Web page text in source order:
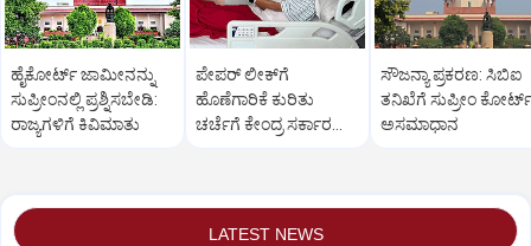
ಹೈಕೋರ್ಟ್‌ ಜಾಮೀನನ್ನು
ಸುಪ್ರೀಂನಲ್ಲಿ ಪ್ರಶ್ನಿಸಬೇಡಿ:
ರಾಜ್ಯಗಳಿಗೆ ಕಿವಿಮಾತು
ಪೇಪರ್‌ ಲೀಕ್‌ಗೆ
ಹೊಣೆಗಾರಿಕೆ ಕುರಿತು
ಚರ್ಚೆಗೆ ಕೇಂದ್ರ ಸರ್ಕಾರ
ಸೌಜನ್ಯಾ ಪ್ರಕರಣ: ಸಿಬಿಐ
ತನಿಖೆಗೆ ಸುಪ್ರೀಂ ಕೋರ್ಟ್‌
ಅಸಮಾಧಾನ
LATEST NEWS